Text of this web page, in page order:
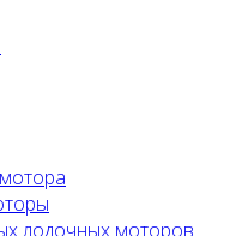
лодочных моторов